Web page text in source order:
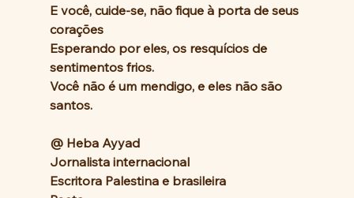
E você, cuide-se, não fique à porta de seus
corações
Esperando por eles, os resquícios de
sentimentos frios.
Você não é um mendigo, e eles não são
santos.
@ Heba Ayyad
Jornalista internacional
Escritora Palestina e brasileira